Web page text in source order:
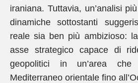
iraniana. Tuttavia, un’analisi
dinamiche sottostanti
reale sia ben più ambizioso:
asse strategico capace di
geopolitici in un’area
Mediterraneo orientale fino